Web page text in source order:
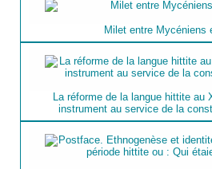
Milet entre Mycéniens
La réforme de la langue hittite au
instrument au service de la